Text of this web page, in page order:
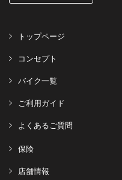
トップページ
コンセプト
バイク一覧
ご利用ガイド
よくあるご質問
保険
店舗情報